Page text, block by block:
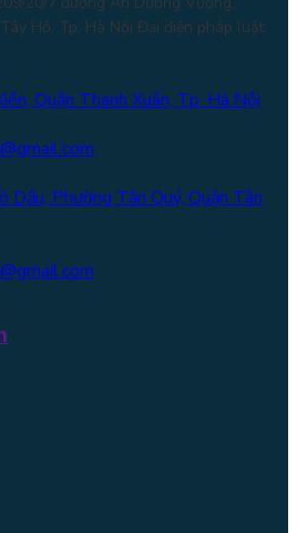
Hồ, Tp. Hà Nội Đại diện pháp luật:
Quận Thanh Xuân, Tp. Hà Nội
Phường Tân Quý, Quận Tân